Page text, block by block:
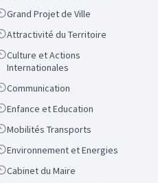
ScopeGrand Projet de Ville
ScopeAttractivité du Territoire
Scope
Culture et Actions
Internationales
ScopeCommunication
ScopeEnfance et Education
ScopeMobilités Transports
ScopeEnvironnement et Energies
ScopeCabinet du Maire